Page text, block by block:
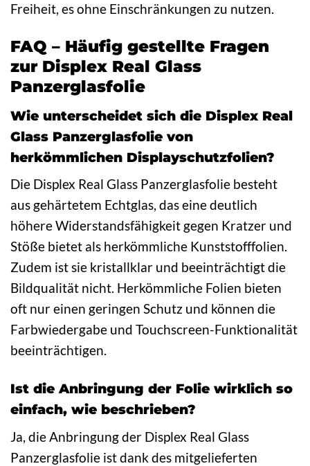
Freiheit, es ohne Einschränkungen zu nutzen.
FAQ – Häufig gestellte Fragen
zur Displex Real Glass
Panzerglasfolie
Wie unterscheidet sich die Displex Real
Glass Panzerglasfolie von
herkömmlichen Displayschutzfolien?
Die Displex Real Glass Panzerglasfolie besteht
aus gehärtetem Echtglas, das eine deutlich
höhere Widerstandsfähigkeit gegen Kratzer und
Stöße bietet als herkömmliche Kunststofffolien.
Zudem ist sie kristallklar und beeinträchtigt die
Bildqualität nicht. Herkömmliche Folien bieten
oft nur einen geringen Schutz und können die
Farbwiedergabe und Touchscreen-Funktionalität
beeinträchtigen.
Ist die Anbringung der Folie wirklich so
einfach, wie beschrieben?
Ja, die Anbringung der Displex Real Glass
Panzerglasfolie ist dank des mitgelieferten